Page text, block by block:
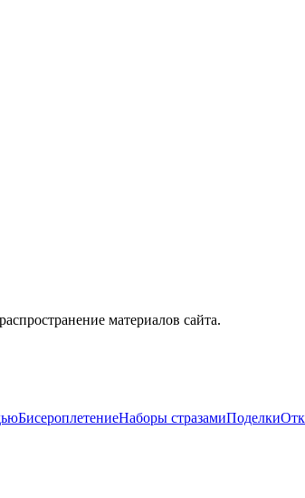
материалов сайта.
БисероплетениеНаборы стразамиПоделки